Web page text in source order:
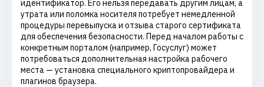
идентификатор. Его нельзя передавать другим лицам, а
утрата или поломка носителя потребует немедленной
процедуры перевыпуска и отзыва старого сертификата
для обеспечения безопасности. Перед началом работы с
конкретным порталом (например, Госуслуг) может
потребоваться дополнительная настройка рабочего
места — установка специального криптопровайдера и
плагинов браузера.